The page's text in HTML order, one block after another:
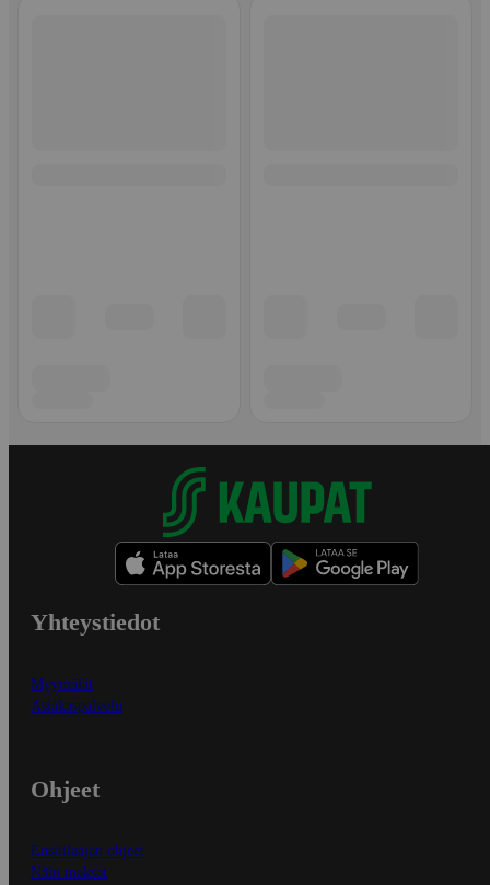
Yhteystiedot
Myymälät
Asiakaspalvelu
Ohjeet
Ensitilaajan ohjeet
Näin maksat